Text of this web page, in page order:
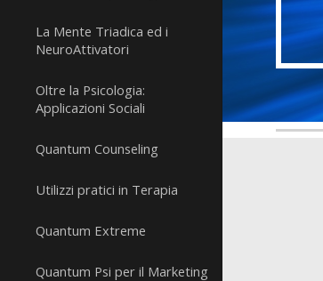
La Mente Triadica ed i
NeuroAttivatori
Oltre la Psicologia:
Applicazioni Sociali
Quantum Counseling
Utilizzi pratici in Terapia
Quantum Extreme
Quantum Psi per il Marketing